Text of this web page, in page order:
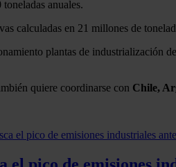
anuales.
calculadas en 21 millones de
plantas de industrialización
quiere coordinarse con Chile,